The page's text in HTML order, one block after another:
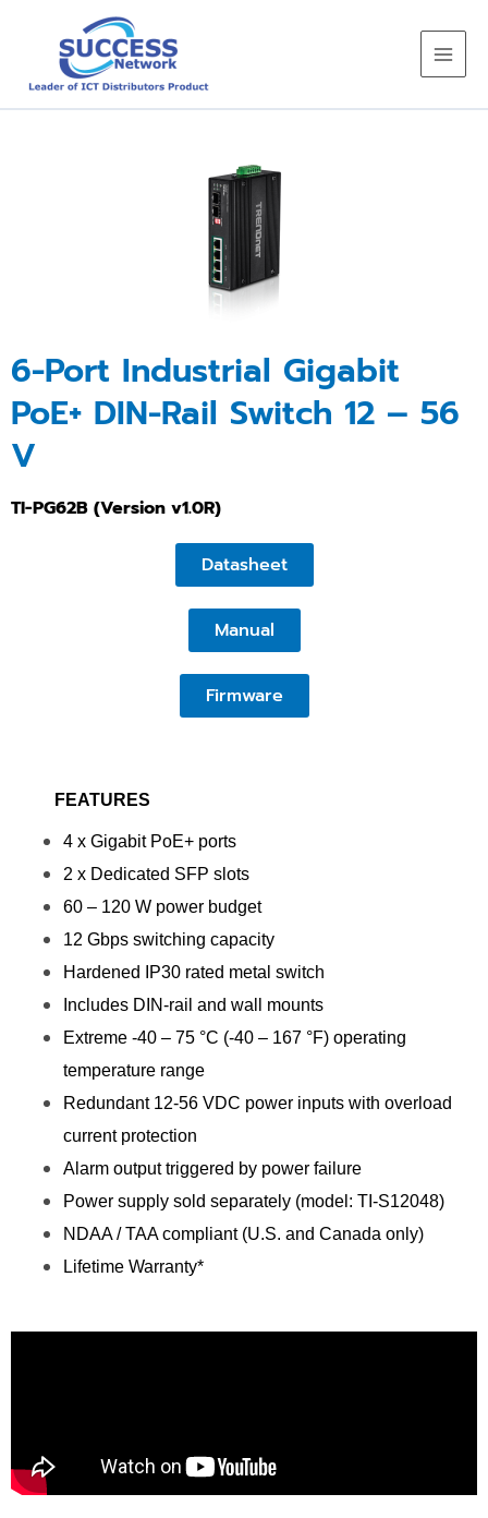
content
6-Port Industrial Gigabit
PoE+ DIN-Rail Switch 12 – 56
V
TI-PG62B (Version v1.0R)
Datasheet
Manual
Firmware
FEATURES
4 x Gigabit PoE+ ports
2 x Dedicated SFP slots
60 – 120 W power budget
12 Gbps switching capacity
Hardened IP30 rated metal switch
Includes DIN-rail and wall mounts
Extreme -40 – 75 °C (-40 – 167 °F) operating
temperature range
Redundant 12-56 VDC power inputs with overload
current protection
Alarm output triggered by power failure
Power supply sold separately (model: TI-S12048)
NDAA / TAA compliant (U.S. and Canada only)
Lifetime Warranty*